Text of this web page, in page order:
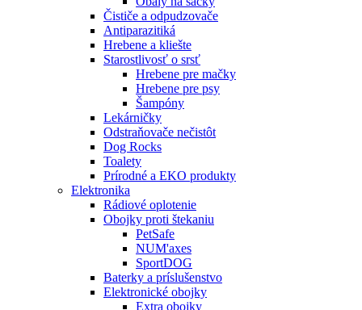
Čističe a odpudzovače
Antiparazitiká
Hrebene a kliešte
Starostlivosť o srsť
Hrebene pre mačky
Hrebene pre psy
Šampóny
Lekárničky
Odstraňovače nečistôt
Dog Rocks
Toalety
Prírodné a EKO produkty
Elektronika
Rádiové oplotenie
Obojky proti štekaniu
PetSafe
NUM'axes
SportDOG
Baterky a príslušenstvo
Elektronické obojky
Extra obojky